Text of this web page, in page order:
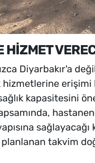
HİZMET
Diyarbakır'a
erişimi
kapasitesini
planlanan takvim